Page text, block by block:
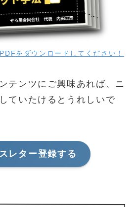
をダウンロードしてください！
テンツにご興味あれば、ニ
ていたけるとうれしいで
レター登録する